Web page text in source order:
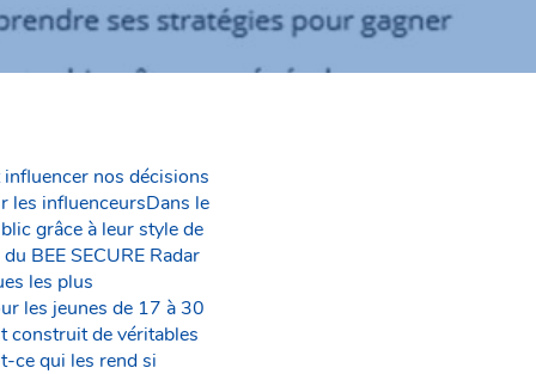
nos décisions
les influenceursDans le
grâce à leur style de
BEE SECURE Radar
les plus
les jeunes de 17 à 30
construit de véritables
ce qui les rend si